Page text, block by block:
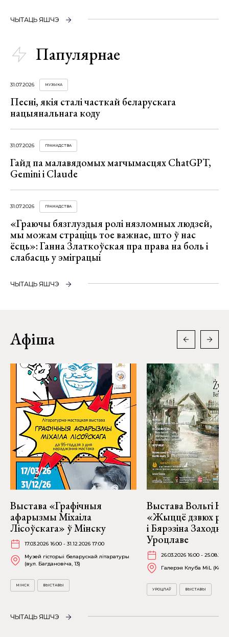
ЧЫТАЦЬ ЯШЧЭ
Папулярнае
31.07.2026 МУЗЫКА
Песні, якія сталі часткай беларускага
нацыянальнага коду
31.07.2026 ГРАМАДСТВА
Гайд па малавядомых магчымасцях ChatGPT,
Gemini і Claude
31.07.2026 ГРАМАДСТВА
«Граючы бязглуздыя ролі нязломных людзей,
мы можам страціць тое важнае, што ў нас
ёсць»: Ганна Златкоўская пра права на боль і
слабасць у эміграцыі
ЧЫТАЦЬ ЯШЧЭ
Афіша
Выстава «Графічныя
афарызмы Міхаіла
Лісоўскага» ў Мінску
17.03.2026 16:00 - 31.12.2026 17:00
Музей гісторыі беларускай літаратуры
(вул. Багдановіча, 13)
МІНСК ВЫСТАВЫ
Выстава Вольгі
«Жыццё дзвюх
і Бярэзіна
Уроцлаве
26.03.2026 16:00 -
Галерэя Клуба MiL
УРОЦЛАЎ ВЫСТАВЫ
ЧЫТАЦЬ ЯШЧЭ